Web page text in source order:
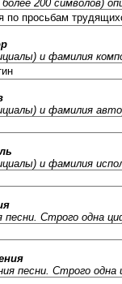
200 символов)
и фамилия
и фамилия
и фамилия
песни. Строго одна
песни. Строго